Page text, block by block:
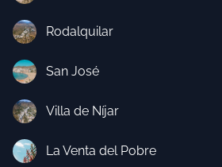
Rodalquilar
San José
Villa de Níjar
La Venta del Pobre